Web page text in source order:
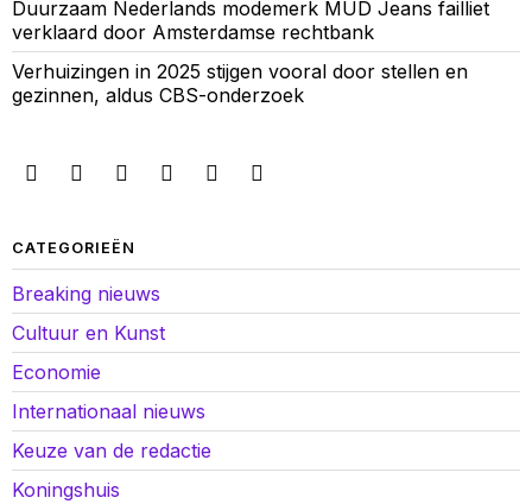
Duurzaam Nederlands modemerk MUD Jeans failliet
verklaard door Amsterdamse rechtbank
Verhuizingen in 2025 stijgen vooral door stellen en
gezinnen, aldus CBS-onderzoek
CATEGORIEËN
Breaking nieuws
Cultuur en Kunst
Economie
Internationaal nieuws
Keuze van de redactie
Koningshuis